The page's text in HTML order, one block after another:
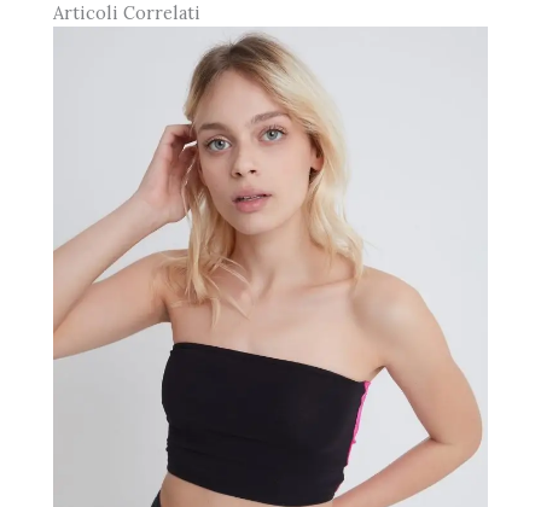
Articoli Correlati